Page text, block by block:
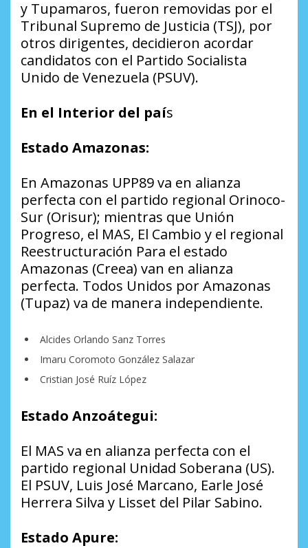
y Tupamaros, fueron removidas por el
Tribunal Supremo de Justicia (TSJ), por
otros dirigentes, decidieron acordar
candidatos con el Partido Socialista
Unido de Venezuela (PSUV).
En el Interior del país
Estado Amazonas:
En Amazonas UPP89 va en alianza
perfecta con el partido regional Orinoco-
Sur (Orisur); mientras que Unión
Progreso, el MAS, El Cambio y el regional
Reestructuración Para el estado
Amazonas (Creea) van en alianza
perfecta. Todos Unidos por Amazonas
(Tupaz) va de manera independiente.
Alcides Orlando Sanz Torres
Imaru Coromoto González Salazar
Cristian José Ruíz López
Estado Anzoátegui:
El MAS va en alianza perfecta con el
partido regional Unidad Soberana (US).
El PSUV, Luis José Marcano, Earle José
Herrera Silva y Lisset del Pilar Sabino.
Estado Apure: